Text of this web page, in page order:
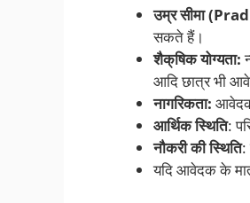
उम्र सीमा
सकते हैं।
शैक्षिक योग्यता:
आदि छात्र भी
नागरिकता: आवेदक
आर्थिक स्थिति:
नौकरी की स्थिति:
यदि आवेदक के